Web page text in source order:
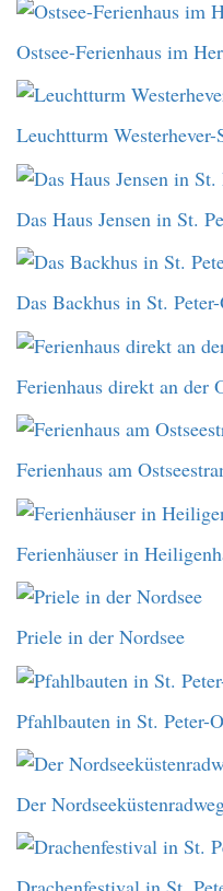
Ostsee-Ferienhaus im
Leuchtturm Westerhever-
Das Haus Jensen in St.
Das Backhus in St.
Ferienhaus direkt an der
Ferienhaus am
Ferienhäuser in
Priele in der Nordsee
Pfahlbauten in St. Peter-
Der